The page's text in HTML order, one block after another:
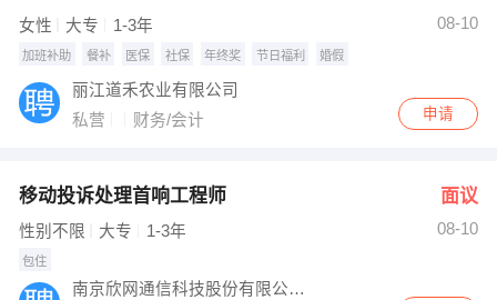
收银员 技术员/工程师
水电/机修
保洁
女性 大专 1-3年 08-10
加班补助 餐补 医保 社保 年终奖 节日福利 婚假
丽江道禾农业有限公司
私营
财务/会计 申请
移动投诉处理首响工程师 面议
性别不限 大专 1-3年 08-10
包住
南京欣网通信科技股份有限公司丽江地区